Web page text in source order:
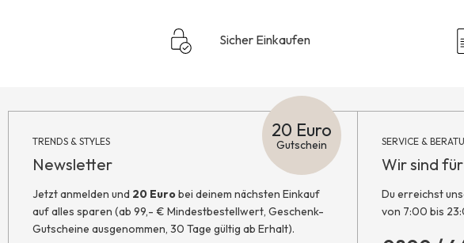
Sicher Einkaufen
TRENDS & STYLES
Newsletter
20 Euro
Gutschein
Jetzt anmelden und 20 Eurobei deinem nächsten Einkauf
auf alles sparen (ab 99,- € Mindestbestellwert, Geschenk-
Gutscheine ausgenommen, 30 Tage gültig ab Erhalt).
SERVICE &
Wir sind
Du erreichst
von 7:00 bis